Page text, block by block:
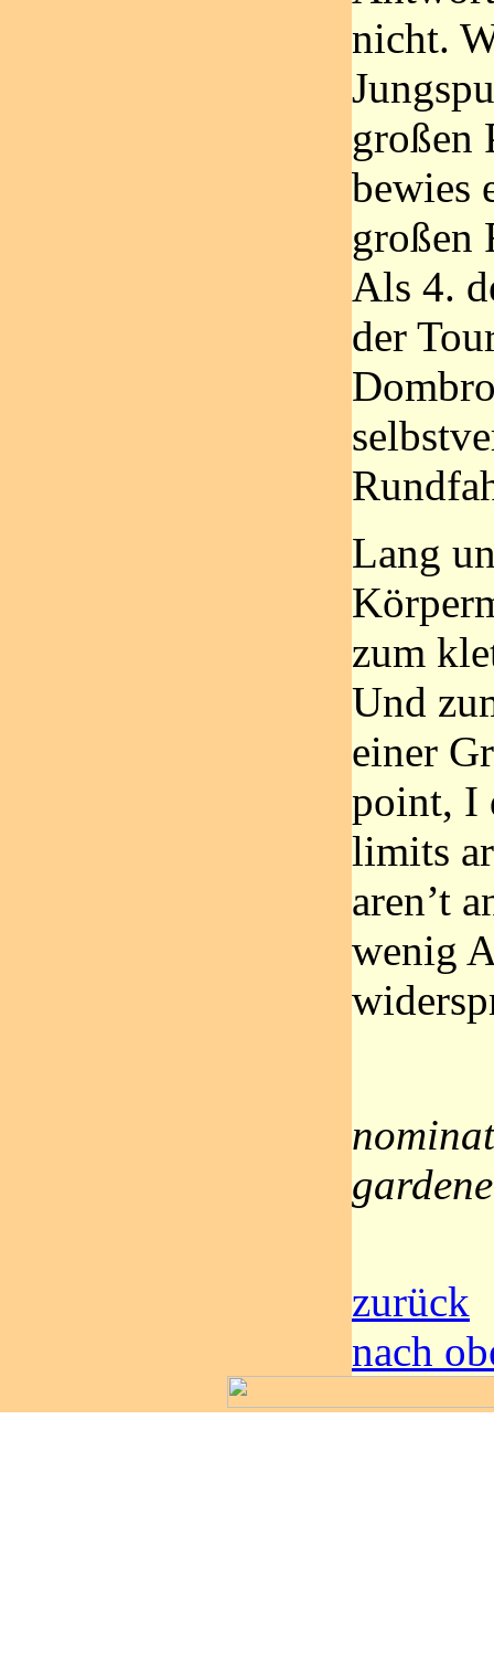
nicht.
großen
bewies
großen
Als 4.
der
Lang
zum
Und
einer
point, I
limits
aren’t
wenig
zurück
nach